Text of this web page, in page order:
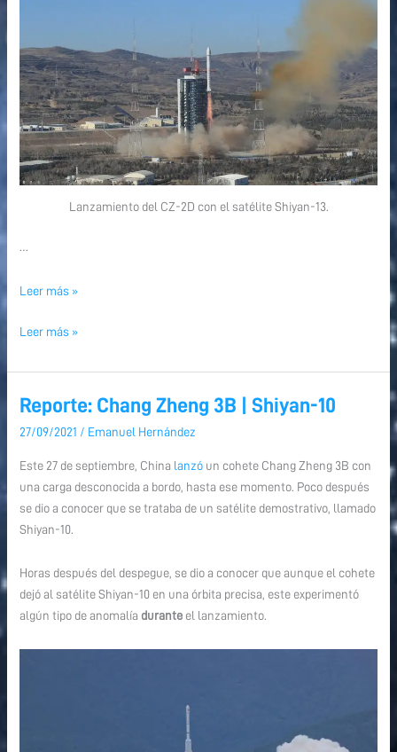
Lanzamiento del CZ-2D con el satélite Shiyan-13.
…
Leer más »
Leer más »
Reporte: Chang Zheng 3B | Shiyan-10
27/09/2021 / Emanuel Hernández
Este 27 de septiembre, China lanzó un cohete Chang Zheng 3B con
una carga desconocida a bordo, hasta ese momento. Poco después
se dio a conocer que se trataba de un satélite demostrativo, llamado
Shiyan-10.
Horas después del despegue, se dio a conocer que aunque el cohete
dejó al satélite Shiyan-10 en una órbita precisa, este experimentó
algún tipo de anomalía durante el lanzamiento.
Reporte:
3B
|
Shiyan-
10
Reporte:
3B
|
Shiyan-
10